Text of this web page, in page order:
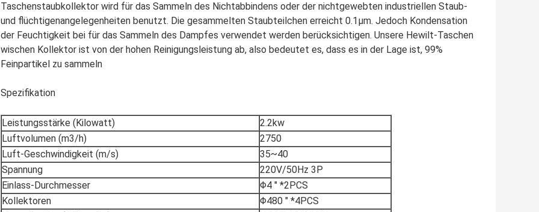
Taschenstaubkollektor wird für das Sammeln des Nichtabbindens oder der nichtgewebten industriellen Staub-
und flüchtigenangelegenheiten benutzt. Die gesammelten Staubteilchen erreicht 0.1μm. Jedoch Kondensation
der Feuchtigkeit bei für das Sammeln des Dampfes verwendet werden berücksichtigen. Unsere Hewilt-Taschen
wischen Kollektor ist von der hohen Reinigungsleistung ab, also bedeutet es, dass es in der Lage ist, 99%
Feinpartikel zu sammeln
Spezifikation
Leistungsstärke (Kilowatt)
2.2kw
Luftvolumen (m3/h)
2750
Luft-Geschwindigkeit (m/s)
35~40
Spannung
220V/50Hz 3P
Einlass-Durchmesser
Φ4 " *2PCS
Kollektoren
Φ480 " *4PCS